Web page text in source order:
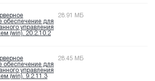
обеспечение для
управления
(win). 20.2.10.2
28.91 МБ
обеспечение для
управления
(win). 9.2.11.3
28.45 МБ